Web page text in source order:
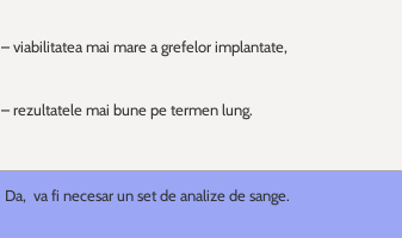
– viabilitatea mai mare a grefelor implantate,
– rezultatele mai bune pe termen lung.
Da, va fi necesar un set de analize de sange.